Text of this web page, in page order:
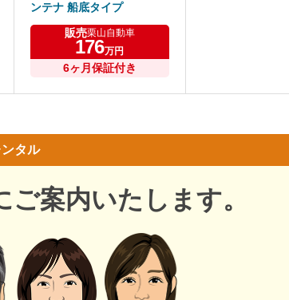
ンテナ 船底タイプ
販売栗山自動車
176万円
6ヶ月保証付き
ンタル
案内いたします。